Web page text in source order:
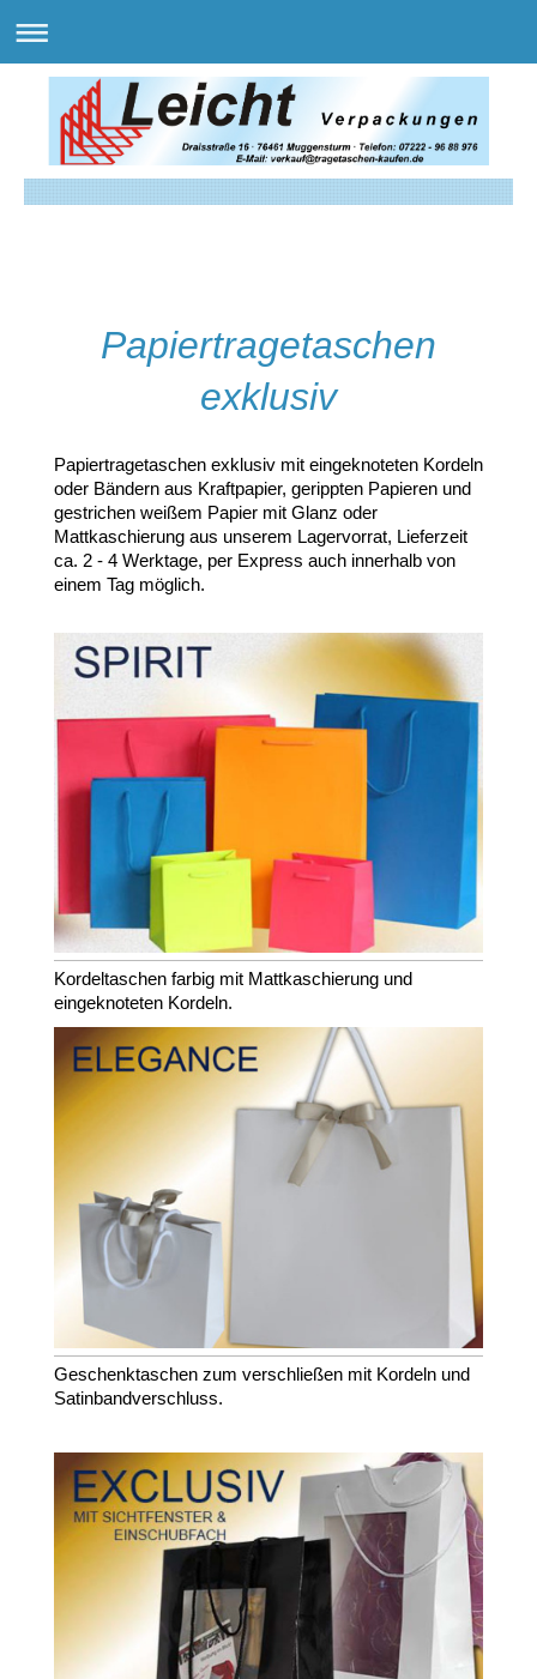
Papiertragetaschen
exklusiv
Papiertragetaschen exklusiv mit eingeknoteten Kordeln
oder Bändern aus Kraftpapier, gerippten Papieren und
gestrichen weißem Papier mit Glanz oder
Mattkaschierung aus unserem Lagervorrat, Lieferzeit
ca. 2 - 4 Werktage, per Express auch innerhalb von
einem Tag möglich.
Kordeltaschen farbig mit Mattkaschierung und
eingeknoteten Kordeln.
Geschenktaschen zum verschließen mit Kordeln und
Satinbandverschluss.